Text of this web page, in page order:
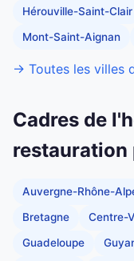
Hérouville-Saint-Clair
Mont-Saint-Aignan
→ Toutes les villes
Cadres de
restauration
Auvergne-Rhône-
Bretagne Centre-
Guadeloupe